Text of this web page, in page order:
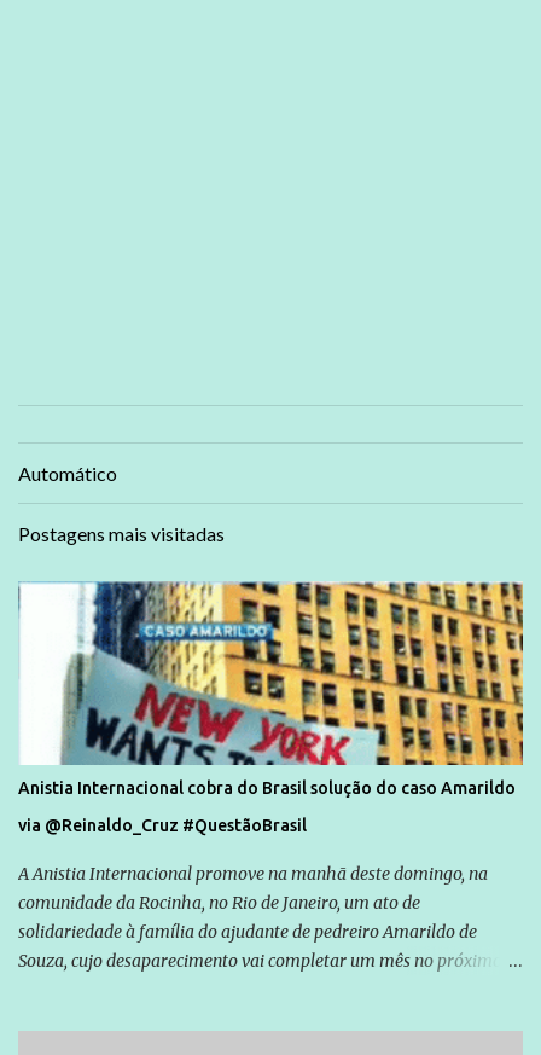
Automático
Postagens mais visitadas
Anistia Internacional cobra do Brasil solução do caso Amarildo
via @Reinaldo_Cruz #QuestãoBrasil
A Anistia Internacional promove na manhã deste domingo, na
comunidade da Rocinha, no Rio de Janeiro, um ato de
solidariedade à família do ajudante de pedreiro Amarildo de
Souza, cujo desaparecimento vai completar um mês no próximo